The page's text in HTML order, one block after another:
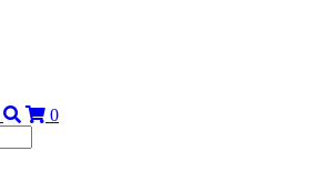
0